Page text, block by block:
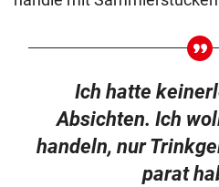
Ich hatte
Absichten. Ich
handeln, nur
parat